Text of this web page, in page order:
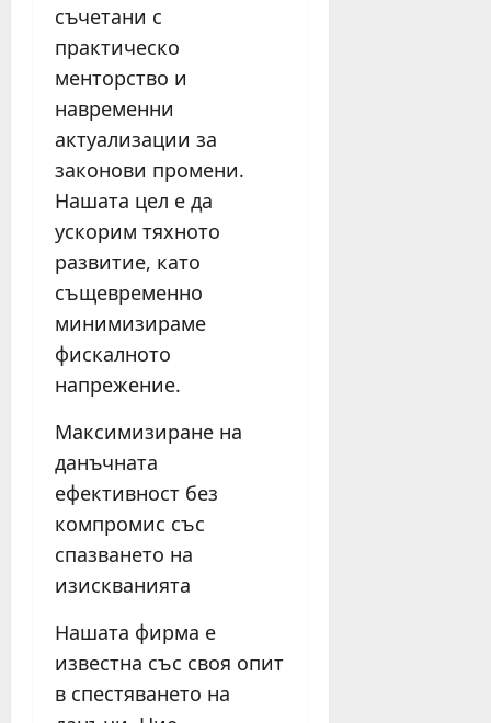
съчетани с
практическо
менторство и
навременни
актуализации за
законови промени.
Нашата цел е да
ускорим тяхното
развитие, като
същевременно
минимизираме
фискалното
напрежение.
Максимизиране на
данъчната
ефективност без
компромис със
спазването на
изискванията
Нашата фирма е
известна със своя опит
в спестяването на